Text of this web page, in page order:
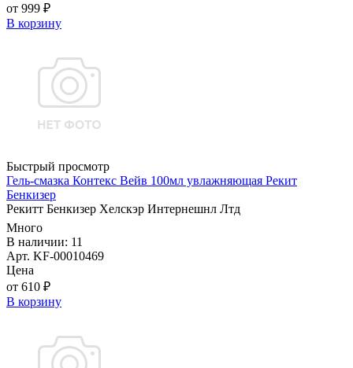
от 999 ₽
В корзину
Быстрый просмотр
Гель-смазка Контекс Вейв 100мл увлажняющая Рекит
Бенкизер
Рекитт Бенкизер Хелскэр Интернешнл Лтд
Много
В наличии: 11
Арт. KF-00010469
Цена
от 610 ₽
В корзину